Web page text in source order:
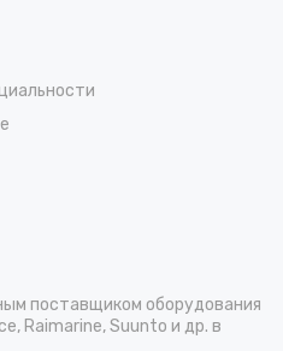
поставщиком оборудования
Raimarine, Suunto и др. в